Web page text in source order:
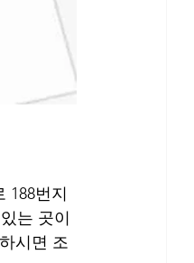
188번지
는 곳이
시면 조